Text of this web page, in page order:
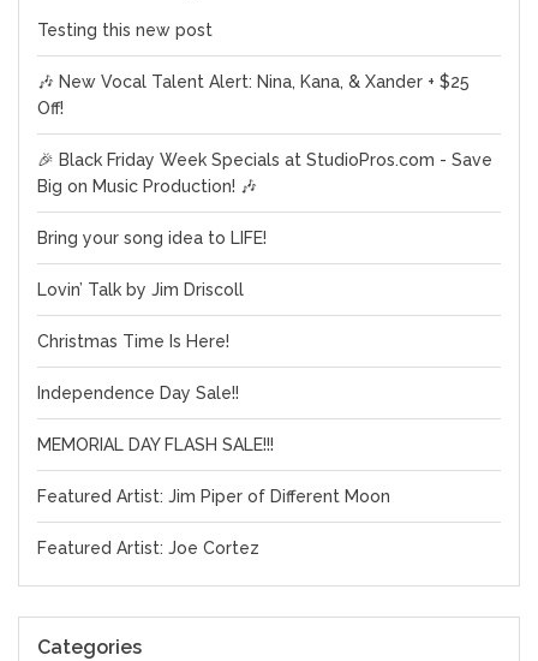
Testing this new post
🎶 New Vocal Talent Alert: Nina, Kana, & Xander + $25
Off!
🎉 Black Friday Week Specials at StudioPros.com - Save
Big on Music Production! 🎶
Bring your song idea to LIFE!
Lovin’ Talk by Jim Driscoll
Christmas Time Is Here!
Independence Day Sale!!
MEMORIAL DAY FLASH SALE!!!
Featured Artist: Jim Piper of Different Moon
Featured Artist: Joe Cortez
Categories